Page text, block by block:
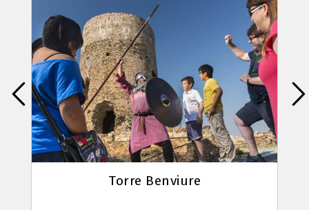
Restaurants "Sabors de l'horta"
Centre Cultural Aeronàutic